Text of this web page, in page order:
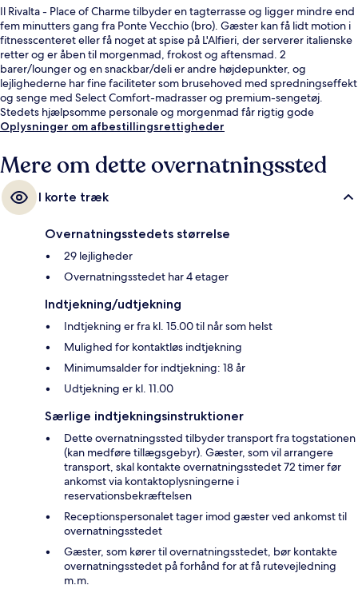
Il Rivalta - Place of Charme tilbyder en tagterrasse og ligger mindre end
fem minutters gang fra Ponte Vecchio (bro). Gæster kan få lidt motion i
fitnesscenteret eller få noget at spise på L'Alfieri, der serverer italienske
retter og er åben til morgenmad, frokost og aftensmad. 2
barer/lounger og en snackbar/deli er andre højdepunkter, og
lejlighederne har fine faciliteter som brusehoved med spredningseffekt
og senge med Select Comfort-madrasser og premium-sengetøj.
Stedets hjælpsomme personale og morgenmad får rigtig gode
bedømmelser fra rejsende. Offentlig transport ligger kun en kort gåtur
Stazione Santa Maria Novella Station ligger 11 minutter derfra.
Oplysninger om afbestillingsrettigheder
Mere om dette overnatningssted
I korte træk
Overnatningsstedets størrelse
29 lejligheder
Overnatningsstedet har 4 etager
Indtjekning/udtjekning
Indtjekning er fra kl. 15.00 til når som helst
Mulighed for kontaktløs indtjekning
Minimumsalder for indtjekning: 18 år
Udtjekning er kl. 11.00
Særlige indtjekningsinstruktioner
Dette overnatningssted tilbyder transport fra togstationen
(kan medføre tillægsgebyr). Gæster, som vil arrangere
transport, skal kontakte overnatningsstedet 72 timer før
ankomst via kontaktoplysningerne i
reservationsbekræftelsen
Receptionspersonalet tager imod gæster ved ankomst til
overnatningsstedet
Gæster, som kører til overnatningsstedet, bør kontakte
overnatningsstedet på forhånd for at få rutevejledning
m.m.